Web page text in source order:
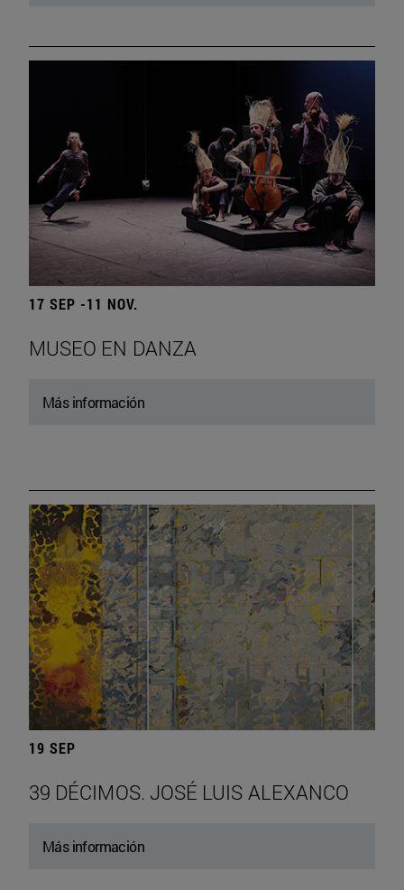
17 SEP -11 NOV.
MUSEO EN DANZA
Más información
19 SEP
39 DÉCIMOS. JOSÉ LUIS ALEXANCO
Más información